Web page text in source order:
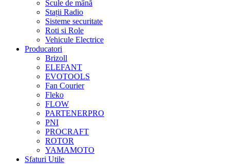
Scule de mână
Stații Radio
Sisteme securitate
Roti si Role
Vehicule Electrice
Producatori
Brizoll
ELEFANT
EVOTOOLS
Fan Courier
Fleko
FLOW
PARTENERPRO
PNI
PROCRAFT
ROTOR
YAMAMOTO
Sfaturi Utile